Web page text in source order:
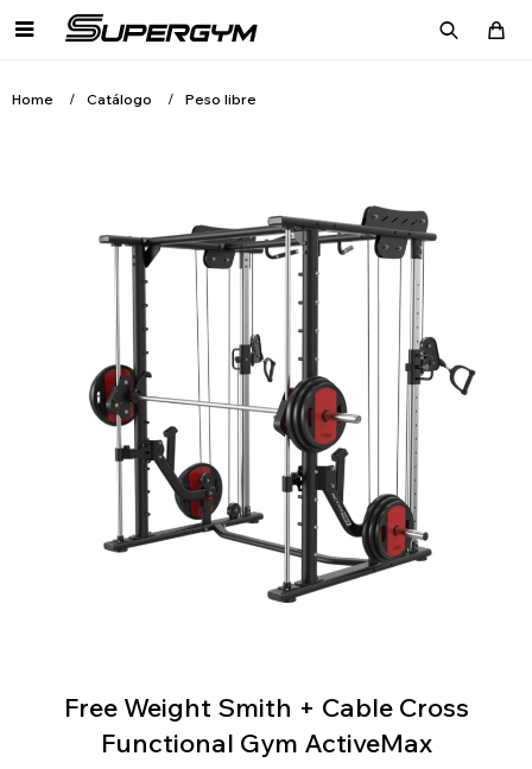

Home Catálogo Peso libre
Free Weight Smith + Cable Cross
Functional Gym ActiveMax